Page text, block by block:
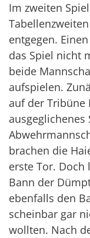
Im zweiten
entgegen.
das Spiel nicht
beide
aufspielen.
auf der Tribüne
brachen die
erste Tor. Doch
Bann der
ebenfalls den
scheinbar gar
wollten. Nach